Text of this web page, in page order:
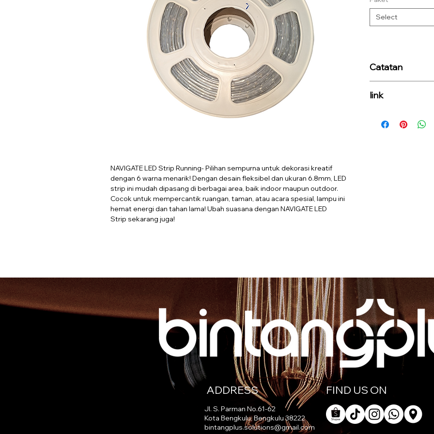
NAVIGATE LED Strip Running- Pilihan sempurna untuk dekorasi kreatif
dengan 6 warna menarik! Dengan desain fleksibel dan ukuran 6.8mm, LED
strip ini mudah dipasang di berbagai area, baik indoor maupun outdoor.
Cocok untuk mempercantik ruangan, taman, atau acara spesial, lampu ini
hemat energi dan tahan lama! Ubah suasana dengan NAVIGATE LED
Strip sekarang juga!
Select
Catatan
link
ADDRESS FIND US ON
Jl. S. Parman No.61-62
Kota Bengkulu, Bengkulu 38222
bintangplus.solutions@gmail.com